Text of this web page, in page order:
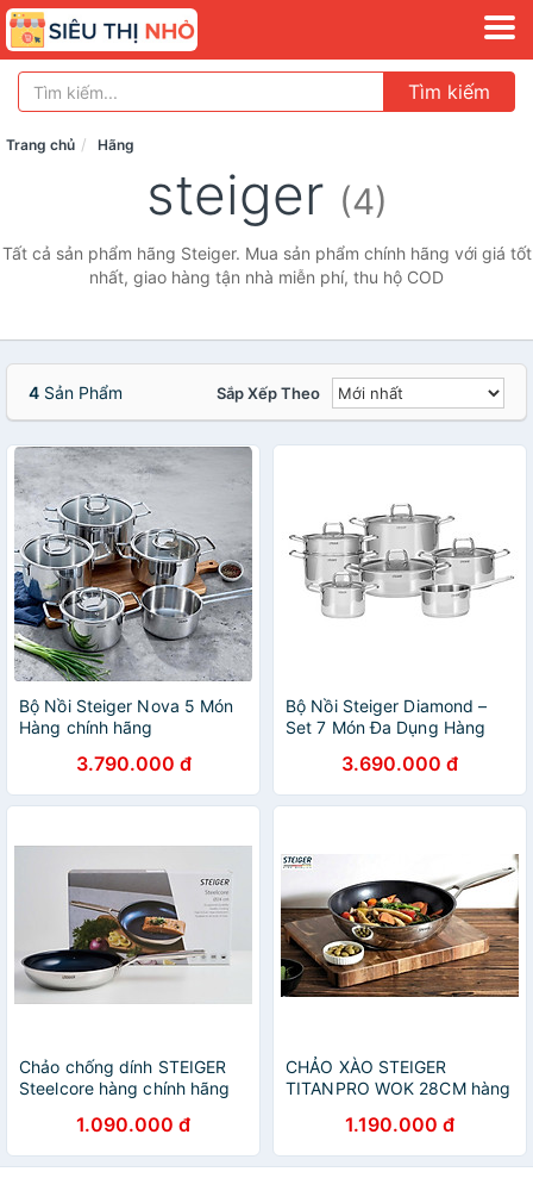
Tìm kiếm
Trang chủ Hãng
steiger (4)
Tất cả sản phẩm hãng Steiger. Mua sản phẩm chính hãng với giá tốt
nhất, giao hàng tận nhà miễn phí, thu hộ COD
4 Sản Phẩm Sắp Xếp Theo
Bộ Nồi Steiger Nova 5 Món
Hàng chính hãng
3.790.000 đ
Bộ Nồi Steiger Diamond –
Set 7 Món Đa Dụng Hàng
3.690.000 đ
Chảo chống dính STEIGER
Steelcore hàng chính hãng
1.090.000 đ
CHẢO XÀO STEIGER
TITANPRO WOK 28CM hàng
1.190.000 đ